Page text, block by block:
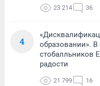
23 214 36
4
образовании». В
стобалльников
радости
21 799 16